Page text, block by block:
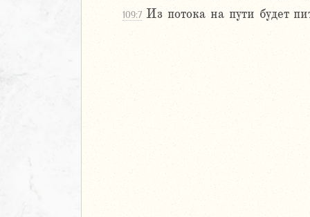
109:7 Из потока на пути будет